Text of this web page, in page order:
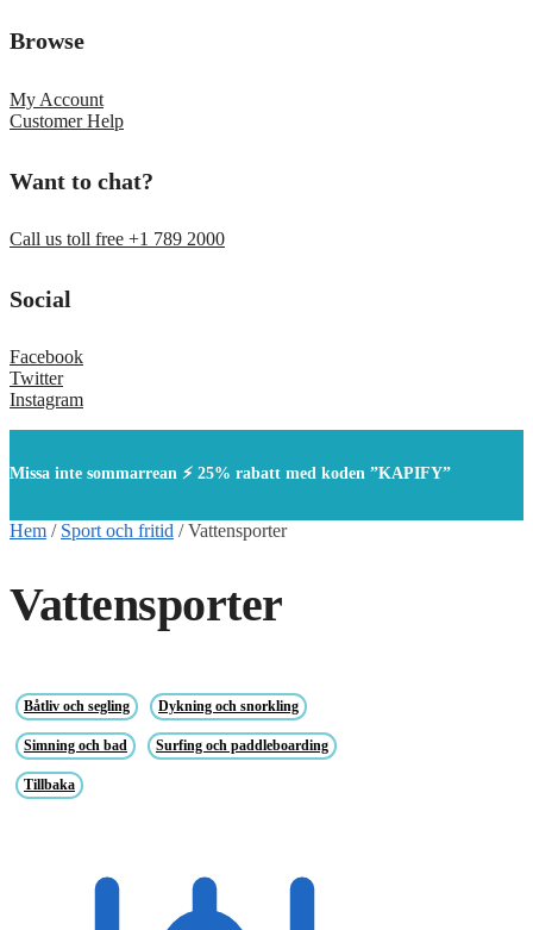
Browse
My Account
Customer Help
Want to chat?
Call us toll free +1 789 2000
Social
Facebook
Twitter
Instagram
Missa inte sommarrean ⚡ 25% rabatt med koden ”KAPIFY”
Hem / Sport och fritid /Vattensporter
Vattensporter
Båtliv och segling Dykning och snorkling
Simning och bad Surfing och paddleboarding
Tillbaka